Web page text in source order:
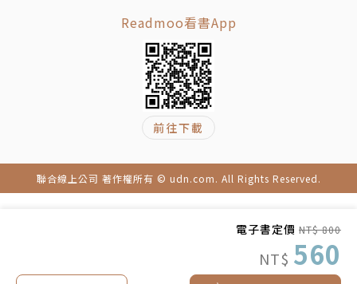
電子書定價 NT$ 800
NT$ 560
時，此時職業殺手「東方摃丸」出現並解救了TATAM
東方摃丸為一名職業殺手，他收養了TATAMI後開始教
導他各式武器，在一次意外中遭對手暗算身亡。為了償
還他留下的債務，TATAMI接承衣缽、踏上殺手之路。
一日，一名身穿黑衣的女子找上門，希望TATAMI可以
幫她暗殺負心漢，因而開啟了與黑白兩道一連串的糾
警方與黑社會「檳榔幫」槍林彈雨下的腥風血雨⋯⋯
Readmoo看書App
前往下載
聯合線上公司 著作權所有 © udn.com. All Rights Reserved.